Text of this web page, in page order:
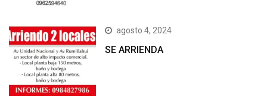
agosto 4, 2024
SE ARRIENDA